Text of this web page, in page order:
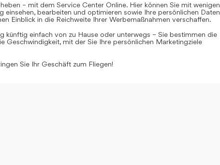
– mit dem Service Center Online. Hier können Sie mit wenigen
einsehen, bearbeiten und optimieren sowie Ihre persönlichen Daten
Einblick in die Reichweite Ihrer Werbemaßnahmen verschaffen.
künftig einfach von zu Hause oder unterwegs – Sie bestimmen die
Geschwindigkeit, mit der Sie Ihre persönlichen Marketingziele
Sie Ihr Geschäft zum Fliegen!